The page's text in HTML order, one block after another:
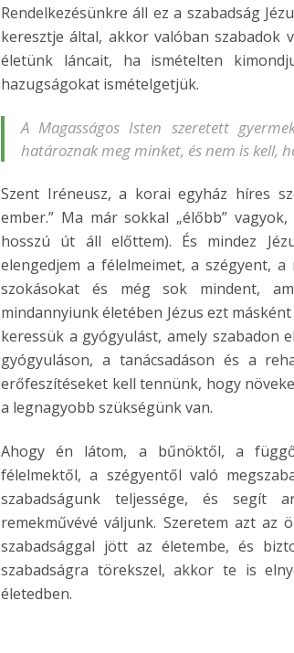
Rendelkezésünkre áll ez a szabadság
keresztje által, akkor valóban szabadok
életünk láncait, ha ismételten
hazugságokat ismételgetjük.
A Magasságos Isten szeretett
határoznak meg minket, és nem is kell,
Szent Iréneusz, a korai egyház híres
ember.” Ma már sokkal „élőbb”
hosszú út áll előttem). És mindez
elengedjem a félelmeimet, a szégyent,
szokásokat és még sok mindent,
mindannyiunk életében Jézus ezt
keressük a gyógyulást, amely szabadon
gyógyuláson, a tanácsadáson és a
erőfeszítéseket kell tennünk, hogy
a legnagyobb szükségünk van.
Ahogy én látom, a bűnöktől, a
félelmektől, a szégyentől való
szabadságunk teljessége, és segít
remekművévé váljunk. Szeretem azt
szabadsággal jött az életembe, és
szabadságra törekszel, akkor te is
életedben.